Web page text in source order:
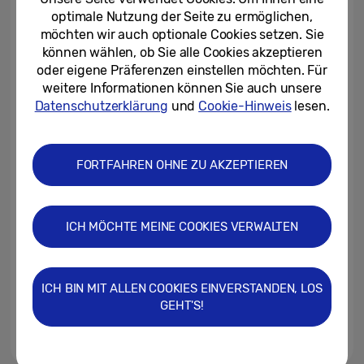
Cashback-Prämie
04.07.2019
Frühjahrssparen mit den
Samsung Super-Dea!s
Pünktlich zur
Vorweihnachtszeit: Eine neue
13.11.2018
Smartphone-Angeboten
11.09.2018
optimale Nutzung der Seite zu ermöglichen,
möchten wir auch optionale Cookies setzen. Sie
können wählen, ob Sie alle Cookies akzeptieren
oder eigene Präferenzen einstellen möchten. Für
weitere Informationen können Sie auch unsere
Datenschutzerklärung und Cookie-Hinweislesen.
FORTFAHREN OHNE ZU AKZEPTIEREN
ICH MÖCHTE MEINE COOKIES VERWALTEN
ICH BIN MIT ALLEN COOKIES EINVERSTANDEN, LOS
GEHT'S!